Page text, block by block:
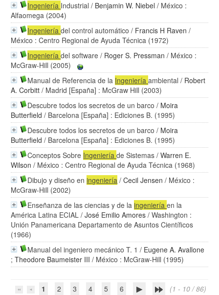
Ingeniería Industrial / Benjamin W. Niebel / México :
Alfaomega (2004)
Ingenieríadel control automático / Francis H Raven /
México : Centro Regional de Ayuda Técnica (1972)
Ingenieríadel software / Roger S. Pressman / México :
McGraw-Hill (2005)
Manual de Referencia de la Ingenieríaambiental / Robert
A. Corbitt / Madrid [España] : McGraw Hill (2003)
Descubre todos los secretos de un barco / Moira
Butterfield / Barcelona [España] : Ediciones B. (1995)
Descubre todos los secretos de un barco / Moira
Butterfield / Barcelona [España] : Ediciones B. (1995)
Conceptos Sobre Ingenieríade Sistemas /Warren E.
Wilson / México : Centro Regional de Ayuda Técnica (1968)
Dibujo y diseño eningeniería /Cecil Jensen / México :
McGraw-Hill (2002)
Enseñanza de las ciencias y de laingenieríaen la
América Latina ECIAL /José Emilio Amores / Washington :
Unión Panamericana Departamento de Asuntos Científicos
(1966)
Manual del ingeniero mecánico T. 1 / Eugene A. Avallone
;Theodore Baumeister III / México : McGraw-Hill (1995)
1 2 3 4 5 6 (1 - 10 / 86)